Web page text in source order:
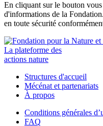
En cliquant sur le bouton
d'informations de la
en toute sécurité
La plateforme des
actions nature
Structures d'accueil
Mécénat et partenariats
À propos
Conditions générales
FAQ